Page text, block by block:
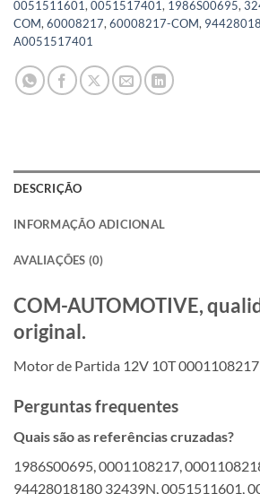
0051511601, 0051517401, 1986S00695,
COM, 60008217, 60008217-COM,
A0051517401
DESCRIÇÃO
INFORMAÇÃO ADICIONAL
AVALIAÇÕES (0)
COM-AUTOMOTIVE,
original.
Motor de Partida 12V 10T
Perguntas frequentes
Quais são as referências cruzadas?
1986S00695, 0001108217,
94428018180 32439N, 0051511601,